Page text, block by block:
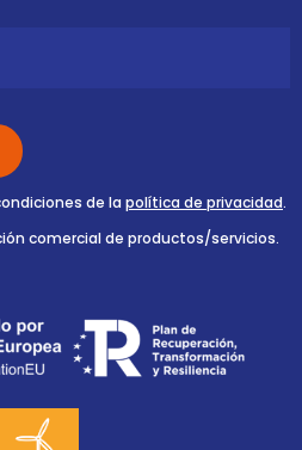
de la política de privacidad.
comercial de productos/servicios.